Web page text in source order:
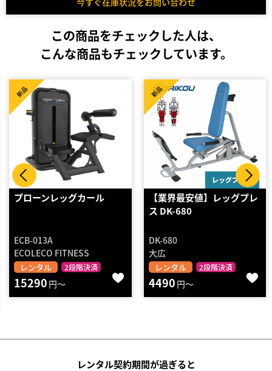
この商品をチェックした人は、
こんな商品もチェックしています。
【業界最安値】レッグプレ
DK-680
大広
レンタル 2段階決済
新品
4490円～
レッグカール【HOIST社
製】
CL-3402
HOIST
レンタル
設置組立
2段階決済
新品
22510円～
レンタル契約期間が過ぎると